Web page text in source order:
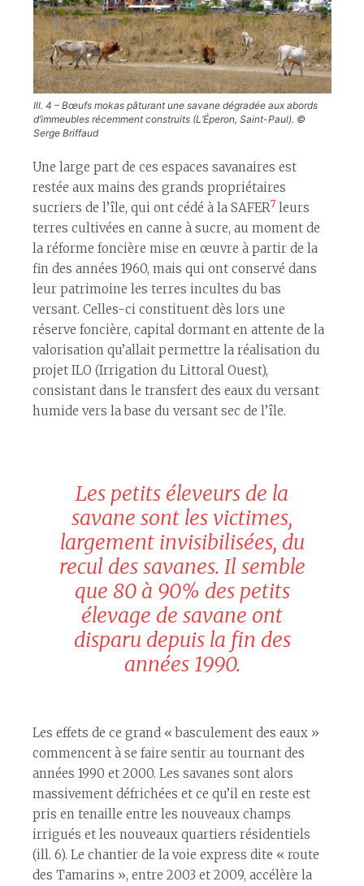
Ill. 4 – Bœufs mokas pâturant une savane dégradée aux abords
d’immeubles récemment construits (L’Éperon, Saint-Paul). ©
Serge Briffaud
Une large part de ces espaces savanaires est
restée aux mains des grands propriétaires
sucriers de l’île, qui ont cédé à la SAFER7 leurs
terres cultivées en canne à sucre, au moment de
la réforme foncière mise en œuvre à partir de la
fin des années 1960, mais qui ont conservé dans
leur patrimoine les terres incultes du bas
versant. Celles-ci constituent dès lors une
réserve foncière, capital dormant en attente de la
valorisation qu’allait permettre la réalisation du
projet ILO (Irrigation du Littoral Ouest),
consistant dans le transfert des eaux du versant
humide vers la base du versant sec de l’île.
Les petits éleveurs de la
savane sont les victimes,
largement invisibilisées, du
recul des savanes. Il semble
que 80 à 90% des petits
élevage de savane ont
disparu depuis la fin des
années 1990.
Les effets de ce grand « basculement des eaux »
commencent à se faire sentir au tournant des
années 1990 et 2000. Les savanes sont alors
massivement défrichées et ce qu’il en reste est
pris en tenaille entre les nouveaux champs
irrigués et les nouveaux quartiers résidentiels
(ill. 6). Le chantier de la voie express dite « route
des Tamarins », entre 2003 et 2009, accélère la